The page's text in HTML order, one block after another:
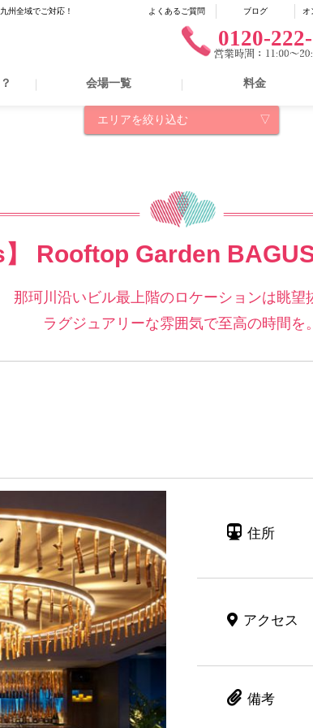
州全域でご対応！ よくあるご質問 ブログ オ
0120-
会場一覧 料金
エリアを絞り込む
】 Rooftop Garden
那珂川沿いビル最上階のロケーションは眺望
ラグジュアリーな雰囲気で至高の時間を。
住所
アクセス
備考